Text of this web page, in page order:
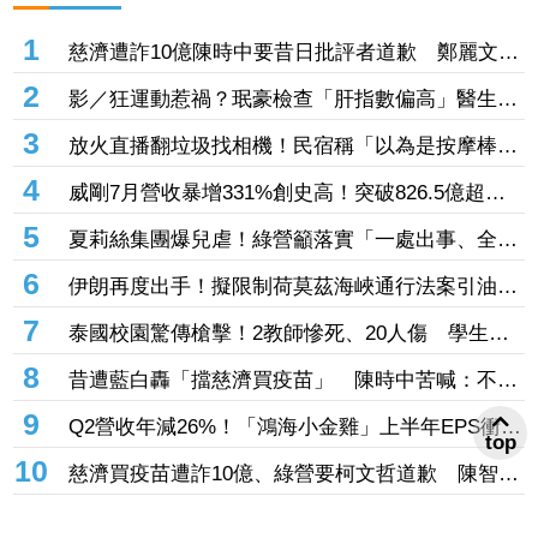
1
慈濟遭詐10億陳時中要昔日批評者道歉 鄭麗文怒
轟無恥至極：你們該向全民下跪
2
影／狂運動惹禍？珉豪檢查「肝指數偏高」醫生警
告：肌肉會破裂！
3
放火直播翻垃圾找相機！民宿稱「以為是按摩棒」
誤丟 離譜理由掀網質疑
4
威剛7月營收暴增331%創史高！突破826.5億超越
去年全年 DRAM漲價潮助攻Q3再登峰
5
夏莉絲集團爆兒虐！綠營籲落實「一處出事、全面
清查」 轟蔣萬安消極處理應公開道歉
6
伊朗再度出手！擬限制荷莫茲海峽通行法案引油價
飆漲 台塑4寶逆勢勁揚
7
泰國校園驚傳槍擊！2教師慘死、20人傷 學生槍
手教室內身亡
8
昔遭藍白轟「擋慈濟買疫苗」 陳時中苦喊：不實
指控者應道歉
9
Q2營收年減26%！「鴻海小金雞」上半年EPS衝上
1.1元 布局「這些領域」做突圍利器
10
慈濟買疫苗遭詐10億、綠營要柯文哲道歉 陳智菡
轟「竹篙接菜刀」：混為一談太荒謬
top